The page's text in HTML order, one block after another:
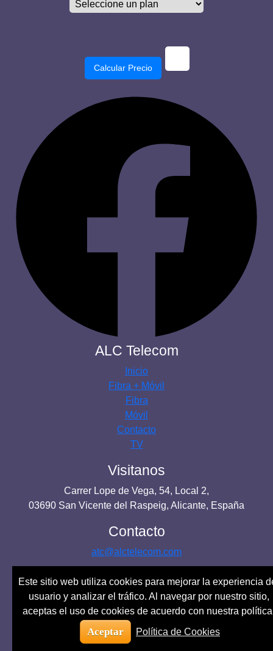
Calcular Precio
ALC Telecom
Inicio
Fibra + Móvil
Fibra
Móvil
Contacto
TV
Visitanos
Carrer Lope de Vega, 54, Local 2,
03690 San Vicente del Raspeig, Alicante, España
Contacto
atc@alctelecom.com
+34 966 44 49 99
Politica de cookies -Política de privacidad - Términos
y condiciones
© ALC TELECOM 2024
Este sitio web utiliza cookies para mejorar la experiencia
usuario y analizar el tráfico. Al navegar por nuestro sitio,
aceptas el uso de cookies de acuerdo con nuestra
Aceptar Política de Cookies